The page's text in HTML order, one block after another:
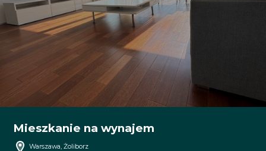
Mieszkanie na wynajem
Warszawa, Żoliborz